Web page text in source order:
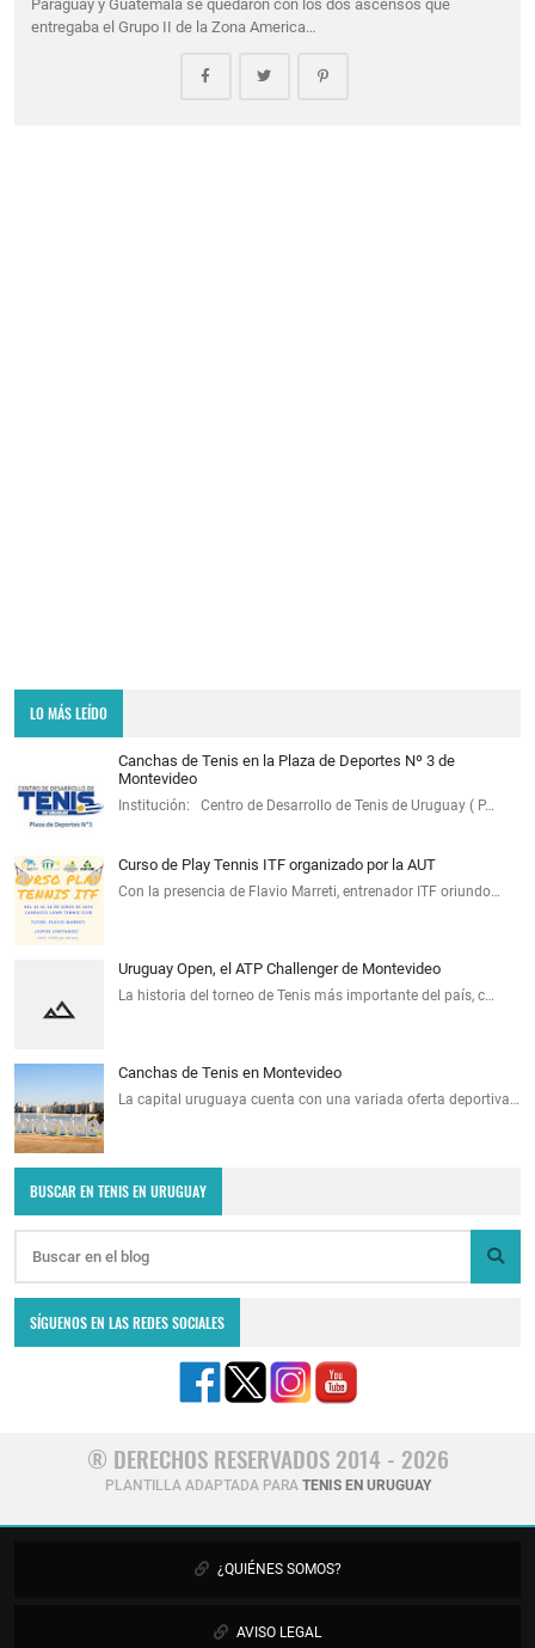
Paraguay y Guatemala se quedaron con los dos ascensos que
entregaba el Grupo II de la Zona America…
LO MÁS LEÍDO
Canchas de Tenis en la Plaza de Deportes Nº 3 de
Montevideo
Institución: Centro de Desarrollo de Tenis de Uruguay ( P…
Curso de Play Tennis ITF organizado por la AUT
Con la presencia de Flavio Marreti, entrenador ITF oriundo…
Uruguay Open, el ATP Challenger de Montevideo
La historia del torneo de Tenis más importante del país, c…
Canchas de Tenis en Montevideo
La capital uruguaya cuenta con una variada oferta deportiva…
BUSCAR EN TENIS EN URUGUAY
SÍGUENOS EN LAS REDES SOCIALES
® DERECHOS RESERVADOS 2014 - 2026
PLANTILLA ADAPTADA PARA TENIS EN URUGUAY
¿QUIÉNES SOMOS?
AVISO LEGAL